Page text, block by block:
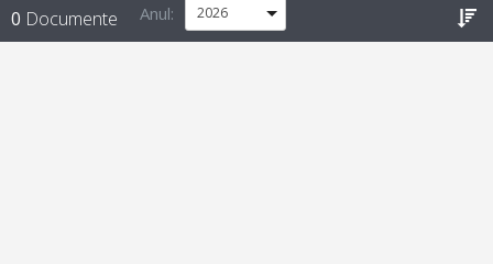
0 Documente Anul: